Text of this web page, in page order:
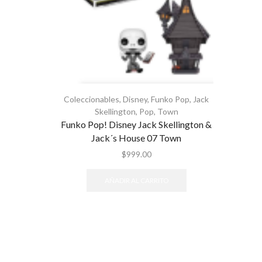
Coleccionables,Disney,Funko Pop, Jack
Skellington, Pop, Town
Funko Pop! Disney Jack Skellington &
Jack´s House 07 Town
$999.00